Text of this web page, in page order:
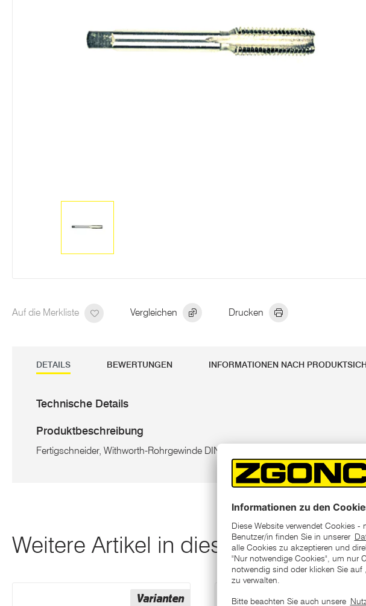
Auf die Merkliste Vergleichen Drucken
DETAILS BEWERTUNGEN INFORMATIONEN NACH
Technische Details
Produktbeschreibung
Fertigschneider, Withworth-Rohrgewinde DIN 5157
Weitere Artikel in dieser Kategorie
Varianten